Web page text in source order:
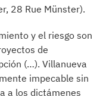
28 Rue Münster).
y el riesgo son
de
(…). Villanueva
impecable sin
a los dictámenes